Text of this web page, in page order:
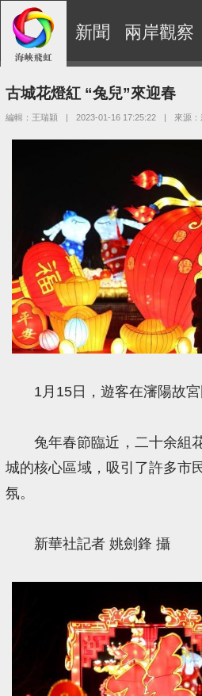
新聞 兩岸觀察
古城花燈紅 “兔兒”來迎春
編輯：王瑞穎 | 2023-01-16 17:25:22 | 來源
1月15日，遊客在瀋陽故宮
兔年春節臨近，二十余組
城的核心區域，吸引了許多市
氛。
新華社記者 姚劍鋒 攝